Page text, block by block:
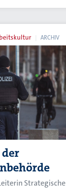
ARCHIV
Strategische